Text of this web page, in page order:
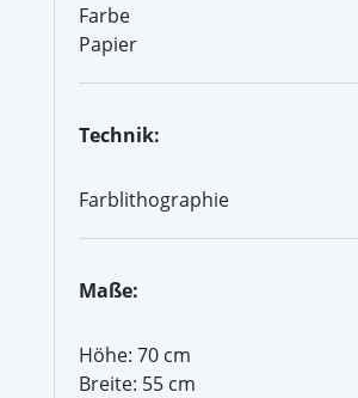
Farbe
Papier
Technik:
Farblithographie
Maße:
Höhe: 70 cm
Breite: 55 cm